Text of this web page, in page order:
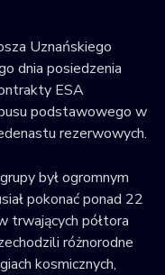
Uznańskiego
dnia posiedzenia
ESA
podstawowego w
rezerwowych.
był ogromnym
pokonać ponad 22
trwających półtora
różnorodne
kosmicznych,